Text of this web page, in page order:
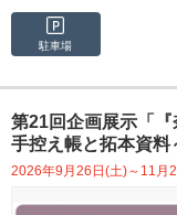
駐車場
第21回企画展示「
手控え帳と拓本資料
2026年9月26日(土)～11月